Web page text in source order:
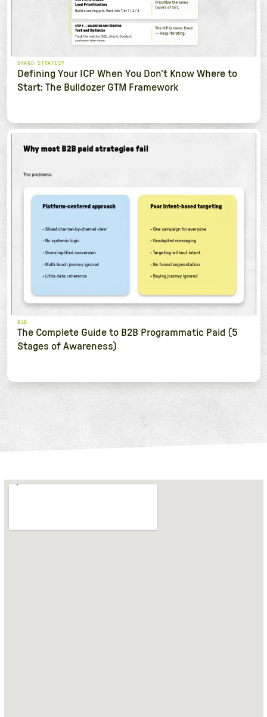
BRAND STRATEGY
Defining Your ICP When You Don't Know Where to
Start: The Bulldozer GTM Framework
B2B
The Complete Guide to B2B Programmatic Paid (5
Stages of Awareness)